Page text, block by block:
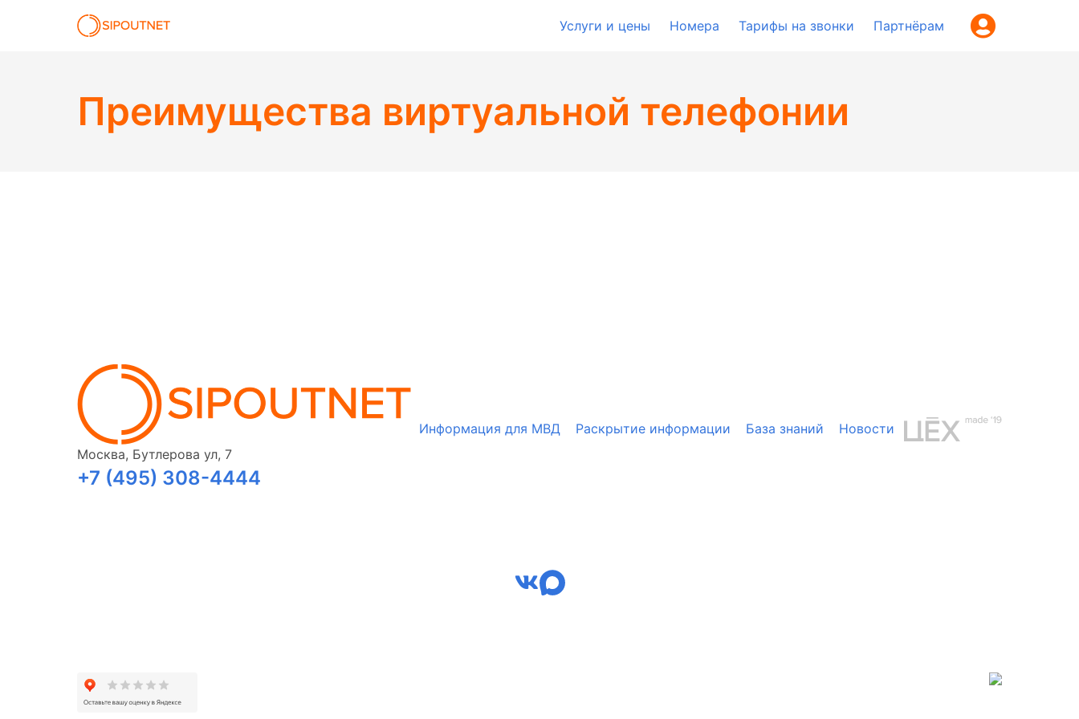
Услуги и цены Номера Тарифы на звонки Партнёрам
Преимущества виртуальной телефонии
Москва, Бутлерова ул, 7
+7 (495) 308-4444
Информация для МВД Раскрытие информации База знаний Новости